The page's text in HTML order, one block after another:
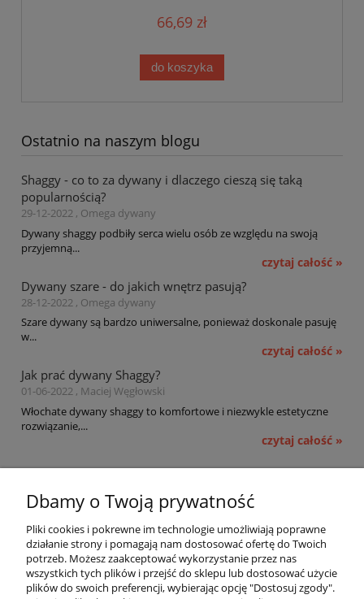
66,69 zł
do koszyka
Ostatnio na naszym blogu
Shaggy - co to za dywany i dlaczego cieszą się taką
popularnością?
29-12-2022 , Omega dywany
Dywany shaggy podbiły serca wielu osób ze względu na swoją
przyjemną...
czytaj całość »
Dywany szare - do jakich wnętrz pasują?
28-12-2022 , Omega dywany
Szare dywany są bardzo uniwersalne, ponieważ doskonale pasuję
w...
czytaj całość »
Jak prać dywany Shaggy?
01-06-2022 , Maciej Węgłowski
Włochate dywany shaggy to komfortowe i niezwykle estetyczne
rozwiązanie,...
czytaj całość »
Płatności i dostawa
Dbamy o Twoją prywatność
Pliki cookies i pokrewne im technologie umożliwiają poprawne
działanie strony i pomagają nam dostosować ofertę do Twoich
potrzeb. Możesz zaakceptować wykorzystanie przez nas
wszystkich tych plików i przejść do sklepu lub dostosować użycie
plików do swoich preferencji, wybierając opcję "Dostosuj zgody".